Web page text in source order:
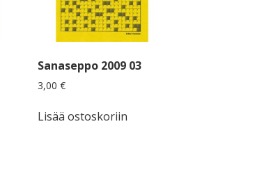
Sanaseppo 2009 03
3,00€
Lisää ostoskoriin